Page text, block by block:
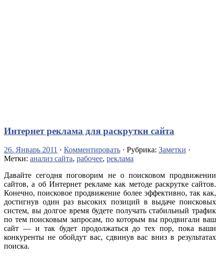
Интернет реклама для раскрутки сайта
26. Январь 2011 · Комментировать · Рубрика: Заметки ·
Метки: анализ сайта, рабочее, реклама
Давайте сегодня поговорим не о поисковом продвижении
сайтов, а об Интернет рекламе как методе раскрутке сайтов.
Конечно, поисковое продвижение более эффективно, так как,
достигнув один раз высоких позиций в выдаче поисковых
систем, вы долгое время будете получать стабильный трафик
по тем поисковым запросам, по которым вы продвигали ваш
сайт — и так будет продолжаться до тех пор, пока ваши
конкуренты не обойдут вас, сдвинув вас вниз в результатах
поиска.